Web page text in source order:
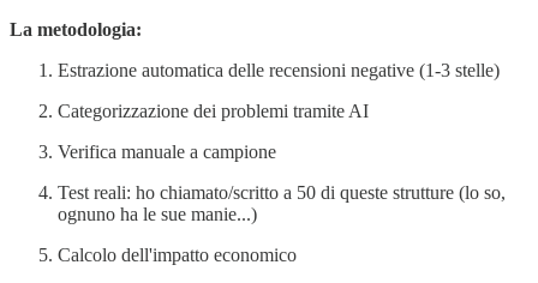
La metodologia:
Estrazione automatica delle recensioni negative (1-3 stelle)
Categorizzazione dei problemi tramite AI
Verifica manuale a campione
Test reali: ho chiamato/scritto a 50 di queste strutture (lo so,
ognuno ha le sue manie...)
Calcolo dell'impatto economico